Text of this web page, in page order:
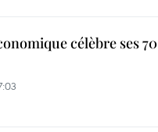
célèbre ses 70